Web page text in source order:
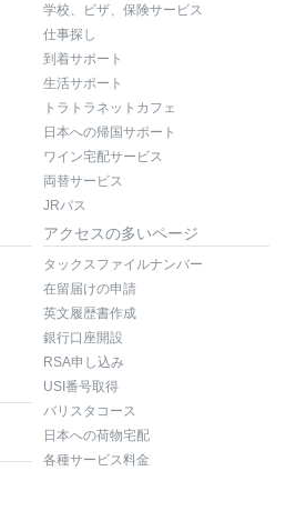
学校、ビザ、保険サービス
仕事探し
到着サポート
生活サポート
トラトラネットカフェ
日本への帰国サポート
ワイン宅配サービス
両替サービス
JRパス
アクセスの多いページ
タックスファイルナンバー
在留届けの申請
英文履歴書作成
銀行口座開設
RSA申し込み
USI番号取得
バリスタコース
日本への荷物宅配
各種サービス料金